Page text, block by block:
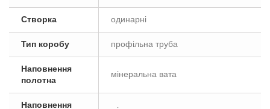
Створка одинарні
Тип коробу профільна труба
Наповнення
полотна
мінеральна вата
Наповнення